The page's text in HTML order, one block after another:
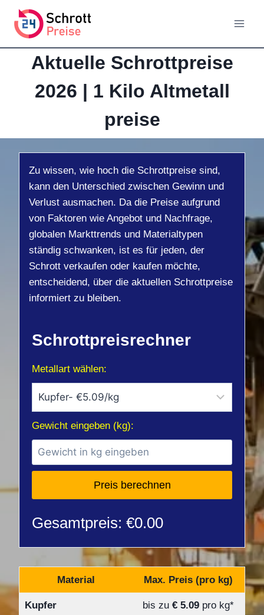
Zum
Inhalt
springen
Aktuelle Schrottpreise
2026 | 1 Kilo Altmetall
preise
Zu wissen, wie hoch die Schrottpreise sind,
kann den Unterschied zwischen Gewinn und
Verlust ausmachen. Da die Preise aufgrund
von Faktoren wie Angebot und Nachfrage,
globalen Markttrends und Materialtypen
ständig schwanken, ist es für jeden, der
Schrott verkaufen oder kaufen möchte,
entscheidend, über die aktuellen Schrottpreise
informiert zu bleiben.
Schrottpreisrechner
Metallart wählen:
Gewicht eingeben (kg):
Preis berechnen
Gesamtpreis: €0.00
Material Max. Preis (pro kg)
Kupfer bis zu € 5.09 pro kg*